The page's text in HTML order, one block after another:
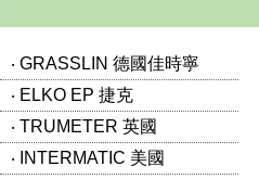
‧ GRASSLIN 德國佳時寧
‧ ELKO EP 捷克
‧ TRUMETER 英國
‧ INTERMATIC 美國